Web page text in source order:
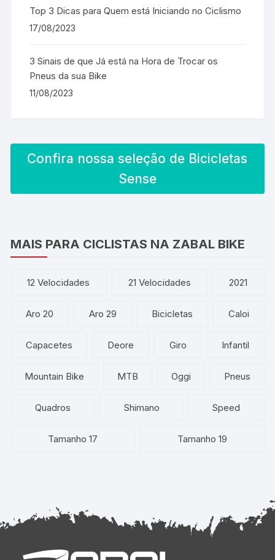
Top 3 Dicas para Quem está Iniciando no Ciclismo
17/08/2023
3 Sinais de que Já está na Hora de Trocar os
Pneus da sua Bike
11/08/2023
Confira nossa seleção de Bicicletas
Sense
MAIS PARA CICLISTAS NA ZABAL BIKE
12 Velocidades 21 Velocidades 2021
Aro 20 Aro 29 Bicicletas Caloi
Capacetes Deore Giro Infantil
Mountain Bike MTB Oggi Pneus
Quadros Shimano Speed
Tamanho 17 Tamanho 19